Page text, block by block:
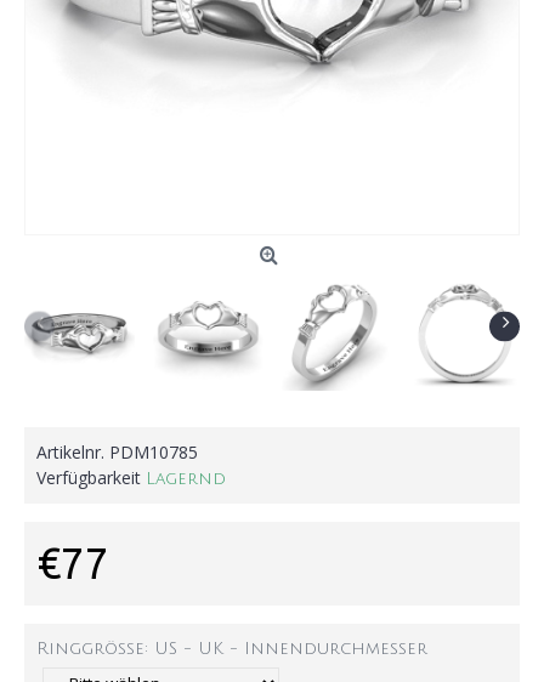
Artikelnr. PDM10785
Verfügbarkeit Lagernd
€77
Ringgröße: US - UK - Innendurchmesser